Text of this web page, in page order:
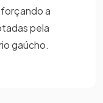
a
pela
gaúcho.